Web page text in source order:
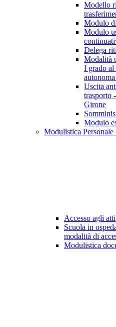
Modello
Modulo
Modulo
Delega
Modalità
I grado al
Uscita
trasporto
Girone
Modulo
Modulistica Personale
Accesso agli atti
Scuola in
modalità di
Modulistica